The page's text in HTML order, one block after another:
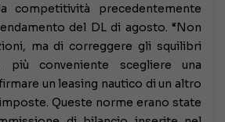
competitività precedentemente
del DL di agosto. “Non
ma di correggere gli squilibri
conveniente scegliere una
un leasing nautico di un altro
Queste norme erano state